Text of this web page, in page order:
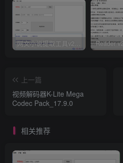
网文小说提取工具v2.10.02 可以自动下载小说 从此不再花钱看小说
上一篇
视频解码器K-Lite Mega
Codec Pack_17.9.0
相关推荐